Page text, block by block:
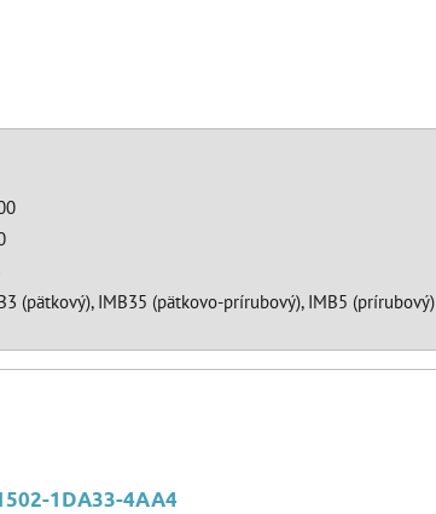
(pätkový), IMB35 (pätkovo-prírubový), IMB5 (prírubový)
1DA33-4AA4